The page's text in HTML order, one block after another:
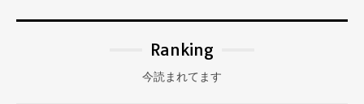
Ranking
今読まれてます